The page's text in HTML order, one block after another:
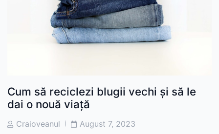
Cum să reciclezi blugii vechi și să le
dai o nouă viață
PostCraioveanul
PostAugust 7, 2023